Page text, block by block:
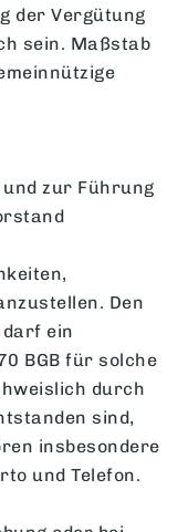
der Vergütung
sein. Maßstab
zur Führung
Den
ein
BGB für solche
durch
sind,
insbesondere
und Telefon.